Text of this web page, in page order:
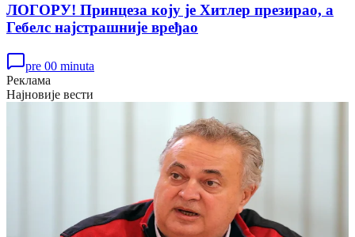
ЛОГОРУ! Принцеза коју је Хитлер презирао, а
Гебелс најстрашније вређао
pre 00 minuta
Реклама
Најновије вести